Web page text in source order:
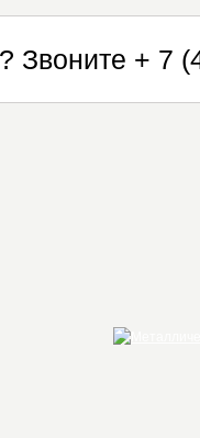
Звоните + 7